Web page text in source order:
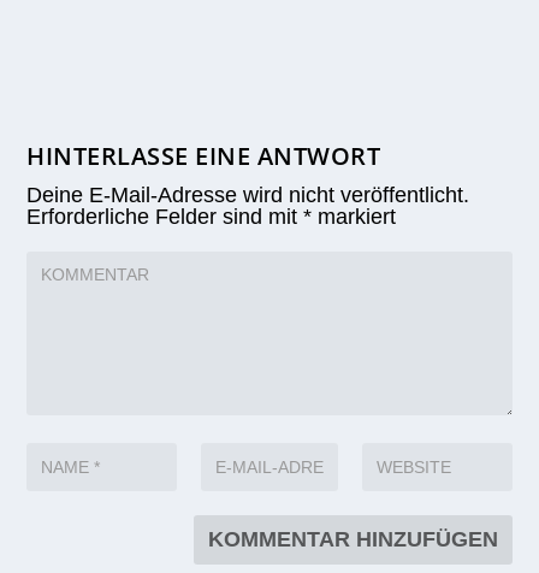
HINTERLASSE EINE ANTWORT
Deine E-Mail-Adresse wird nicht veröffentlicht.
Erforderliche Felder sind mit* markiert